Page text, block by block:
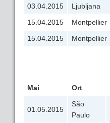
03.04.2015
Ljubljana
15.04.2015
Montpellier
15.04.2015
Montpellier
Mai Ort
01.05.2015
São
Paulo